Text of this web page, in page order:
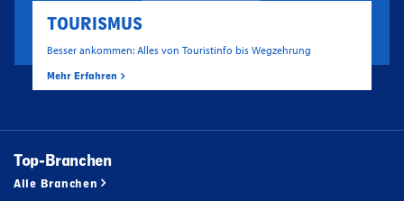
TOURISMUS
Besser ankommen: Alles von Touristinfo bis Wegzehrung
Mehr Erfahren
Top-Branchen
Alle Branchen